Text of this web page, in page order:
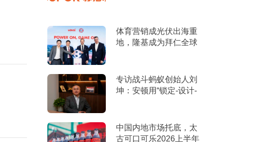
体育营销成光伏出海重
地，隆基成为拜仁全球
专访战斗蚂蚁创始人刘
坤：安顿用“锁定-设计-
中国内地市场托底，太
古可口可乐2026上半年